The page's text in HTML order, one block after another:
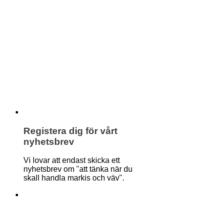
Registera dig för vårt
nyhetsbrev
Vi lovar att endast skicka ett
nyhetsbrev om "att tänka när du
skall handla markis och väv".